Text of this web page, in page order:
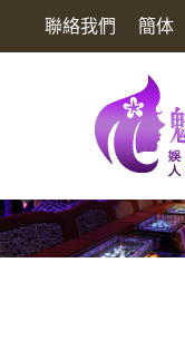
聯絡我們 簡体